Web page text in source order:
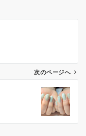
次のページへ